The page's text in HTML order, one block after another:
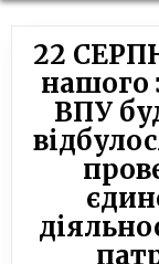
22
нашого
ВПУ